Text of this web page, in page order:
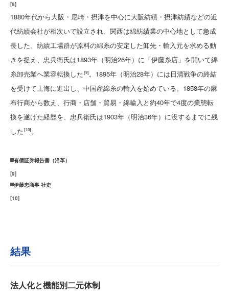
[8]
1880年代から大阪・尼崎・摂津を中心に大阪紡績・摂津紡績などの近
代紡績会社が相次いで設立され、関西は綿紡績業の中心地として急成
長した。紡績工場群が原料の綿糸の安定した卸先・輸入元を求める動
きを捉え、忠兵衛氏は1893年（明治26年）に「伊藤糸店」を開いて綿
糸卸売業へ業容転換した[9]。1895年（明治28年）には日清戦争の終結
を受けて上海に進出し、中国産綿糸の輸入を始めている。1858年の麻
布行商から数え、行商・店舗・貿易・綿輸入と約40年で4度の業態転
換を遂げた経歴を、忠兵衛氏は1903年（明治36年）に没するまでに残
した[10]。
有価証券報告書（沿革）
[9]
伊藤忠商事 社史
[10]
結果
法人化と機能別二元体制